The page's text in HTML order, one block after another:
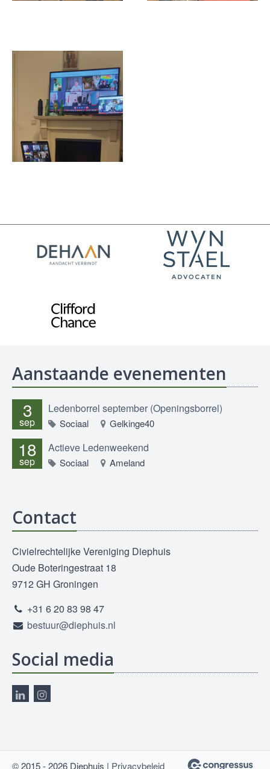
Aanstaande evenementen
3
sep
Ledenborrel september (Openingsborrel)
Sociaal Gelkinge40
18
sep
Actieve Ledenweekend
Sociaal Ameland
Contact
Civielrechtelijke Vereniging Diephuis
Oude Boteringestraat 18
9712 GH Groningen
+31 6 20 83 98 47
bestuur@diephuis.nl
Social media
© 2015 - 2026 Diephuis | Privacybeleid